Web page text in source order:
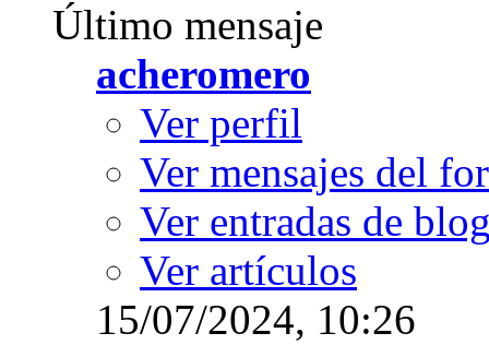
Último mensaje
acheromero
Ver perfil
Ver mensajes del
Ver entradas de
Ver artículos
15/07/2024, 10:26